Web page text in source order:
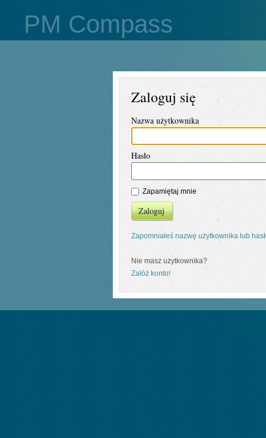
PM Compass
Zaloguj się
Nazwa użytkownika
Hasło
Zapamiętaj mnie
Zaloguj
Zapomniałeś nazwę użytkownika lub
Nie masz użytkownika?
Załóż konto!